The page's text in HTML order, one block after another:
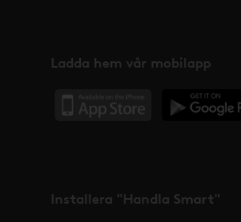
Ladda hem vår mobilapp
Installera "Handla Smart"